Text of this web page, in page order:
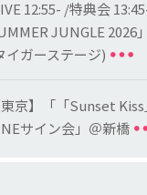
12:55- /特典会
JUNGLE 2026
イガーステージ)
東京】「「Sunset
サイン会」＠新橋